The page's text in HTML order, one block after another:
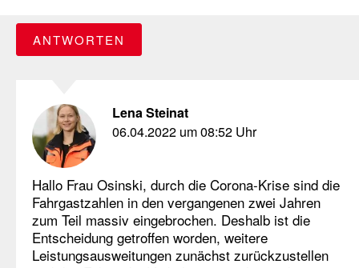
ANTWORTEN
Lena Steinat
06.04.2022 um 08:52 Uhr
Hallo Frau Osinski, durch die Corona-Krise sind die
Fahrgastzahlen in den vergangenen zwei Jahren
zum Teil massiv eingebrochen. Deshalb ist die
Entscheidung getroffen worden, weitere
Leistungsausweitungen zunächst zurückzustellen